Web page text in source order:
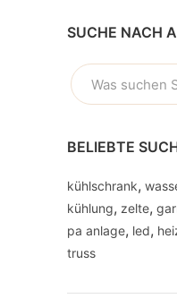
SUCHE NACH
SUCHEN
BELIEBTE
kühlschrank
kühlung zelte
pa anlage led
truss